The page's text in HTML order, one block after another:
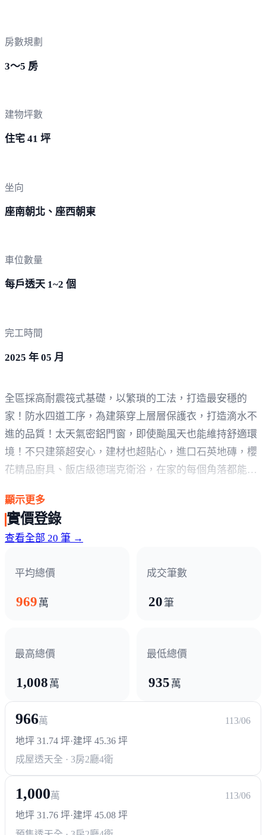
房數規劃
3～5 房
建物坪數
住宅 41 坪
坐向
座南朝北、座西朝東
車位數量
每戶透天 1~2 個
完工時間
2025 年 05 月
全區採高耐震筏式基礎，以繁瑣的工法，打造最安穩的
家！防水四道工序，為建築穿上層層保護衣，打造滴水不
進的品質！太天氣密鋁門窗，即使颱風天也能維持舒適環
境！不只建築超安心，建材也超貼心，進口石英地磚，櫻
花精品廚具、飯店級德瑞克衛浴，在家的每個角落都能優
護！
顯示更多
實價登錄
查看全部 20 筆 →
平均總價
969 萬
成交筆數
20筆
最高總價
1,008 萬
最低總價
935 萬
966萬
113/06
地坪 31.74 坪·建坪 45.36 坪
成屋透天全 · 3房2廳4衛
1,000萬
113/06
地坪 31.76 坪·建坪 45.08 坪